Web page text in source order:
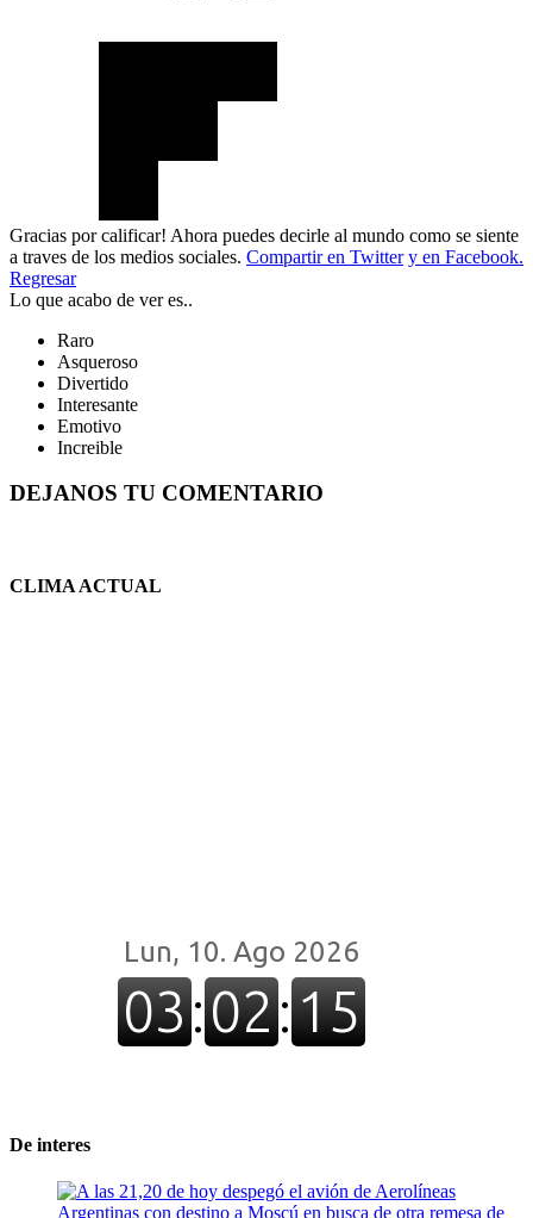
Gracias por calificar! Ahora puedes decirle al mundo como se siente
a traves de los medios sociales. Compartir en Twitter y en Facebook.
Regresar
Lo que acabo de ver es..
Raro
Asqueroso
Divertido
Interesante
Emotivo
Increible
DEJANOS TU COMENTARIO
CLIMA ACTUAL
De interes